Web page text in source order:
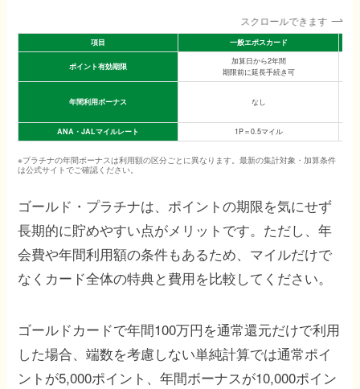
スクロールできます
項目 一般エポスカード
ポイント有効期限
加算日から2年間
期限前に延長手続き可
年間利用ボーナス なし
ANA・JALマイルレート 1P＝0.5マイル
※プラチナの年間ボーナスは利用額の区分ごとに異なります。最新の集計対象・加算条件
は公式サイトでご確認ください。
ゴールド・プラチナは、ポイントの期限を気にせず
長期的に貯めやすい点がメリットです。ただし、年
会費や年間利用額の条件もあるため、マイルだけで
なくカード全体の特典と費用を比較してください。
ゴールドカードで年間100万円を通常還元だけで利用
した場合、端数を考慮しない単純計算では通常ポイ
ントが5,000ポイント、年間ボーナスが10,000ポイン